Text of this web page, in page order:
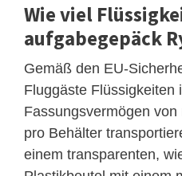
Wie viel
aufgabegepäck
Gemäß den EU-
Fluggäste Flüssigkeiten
Fassungsvermögen
pro Behälter
einem transparenten,